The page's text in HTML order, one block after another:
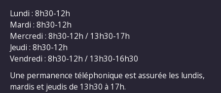
Lundi : 8h30-12h
Mardi : 8h30-12h
Mercredi : 8h30-12h / 13h30-17h
Jeudi : 8h30-12h
Vendredi : 8h30-12h / 13h30-16h30
Une permanence téléphonique est assurée les lundis,
mardis et jeudis de 13h30 à 17h.